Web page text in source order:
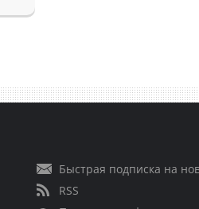
Быстрая подписка на
RSS